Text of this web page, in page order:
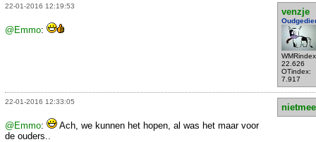
22-01-2016 12:19:53
venzje
22.626
OTindex:
7.917
@Emmo:
22-01-2016 12:33:05
@Emmo:
Ach, we kunnen het hopen, al was het maar voor
de ouders..